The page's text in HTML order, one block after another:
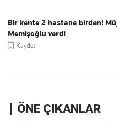
Bir kente 2 hastane birden!
Memişoğlu verdi
Kaydet
ÖNE ÇIKANLAR